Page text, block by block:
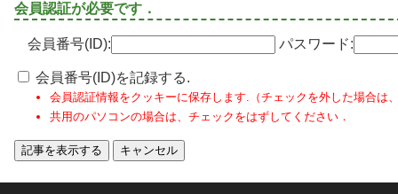
会員認証が必要です．
会員番号(ID): パスワード:
会員番号(ID)を記録する.
会員認証情報をクッキーに保存します.（チェックを外した場合は
共用のパソコンの場合は、チェックをはずしてください．